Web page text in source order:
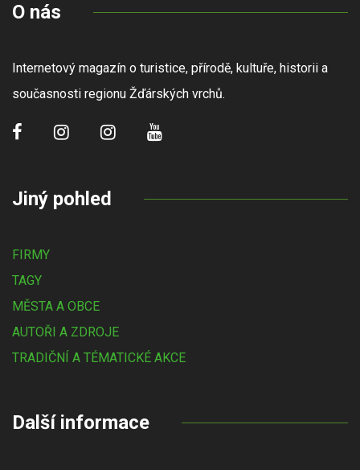
O nás
Internetový magazín o turistice, přírodě, kultuře, historii a
současnosti regionu Žďárských vrchů.
Jiný pohled
FIRMY
TAGY
MĚSTA A OBCE
AUTOŘI A ZDROJE
TRADIČNÍ A TÉMATICKÉ AKCE
Další informace